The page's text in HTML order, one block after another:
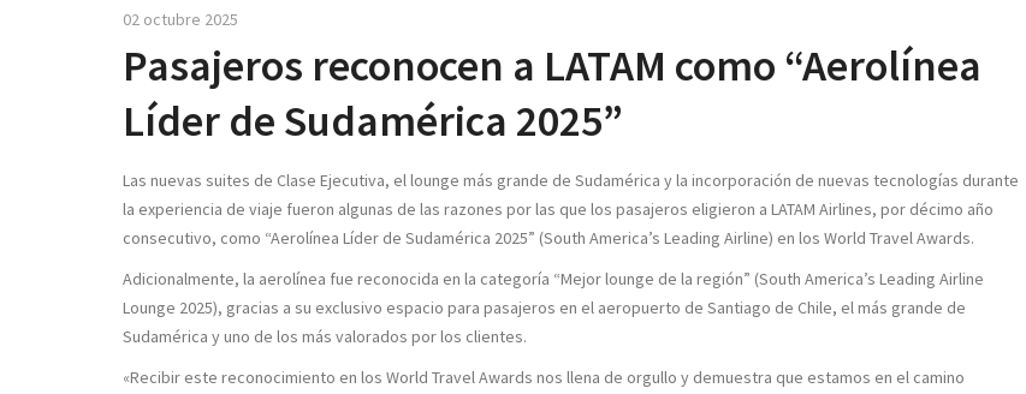
02 octubre 2025
Pasajeros reconocen a LATAM como “Aerolínea
Líder de Sudamérica 2025”
Las nuevas suites de Clase Ejecutiva, el lounge más grande de Sudamérica y la incorporación de nuevas tecnologías durante
la experiencia de viaje fueron algunas de las razones por las que los pasajeros eligieron a LATAM Airlines, por décimo año
consecutivo, como “Aerolínea Líder de Sudamérica 2025” (South America’s Leading Airline) en los World Travel Awards.
Adicionalmente, la aerolínea fue reconocida en la categoría “Mejor lounge de la región” (South America’s Leading Airline
Lounge 2025), gracias a su exclusivo espacio para pasajeros en el aeropuerto de Santiago de Chile, el más grande de
Sudamérica y uno de los más valorados por los clientes.
«Recibir este reconocimiento en los World Travel Awards nos llena de orgullo y demuestra que estamos en el camino